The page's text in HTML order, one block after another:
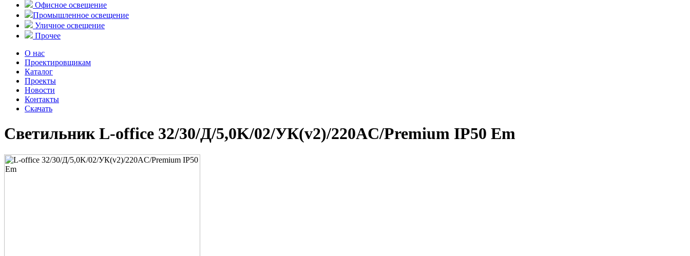
Офисное освещение
Промышленное освещение
Уличное освещение
Прочее
О нас
Проектировщикам
Каталог
Проекты
Новости
Контакты
Скачать
Светильник L-office 32/30/Д/5,0K/02/УК(v2)/220AC/Premium IP50 Em